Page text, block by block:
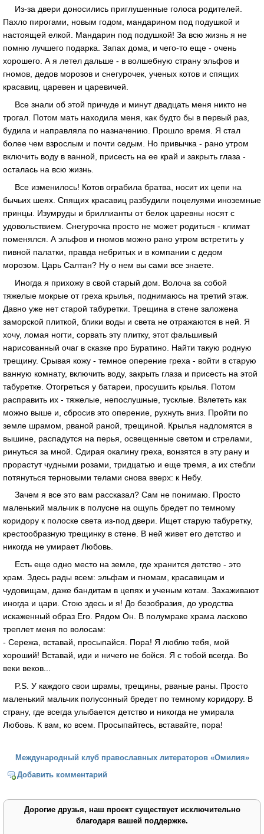
Из-за двери доносились приглушенные голоса родителей.
Пахло пирогами, новым годом, мандарином под подушкой и
настоящей елкой. Мандарин под подушкой! За всю жизнь я не
помню лучшего подарка. Запах дома, и чего-то еще - очень
хорошего. А я летел дальше - в волшебную страну эльфов и
гномов, дедов морозов и снегурочек, ученых котов и спящих
красавиц, царевен и царевичей.
Все знали об этой причуде и минут двадцать меня никто не
трогал. Потом мать находила меня, как будто бы в первый раз,
будила и направляла по назначению. Прошло время. Я стал
более чем взрослым и почти седым. Но привычка - рано утром
включить воду в ванной, присесть на ее край и закрыть глаза -
осталась на всю жизнь.
Все изменилось! Котов ограбила братва, носит их цепи на
бычьих шеях. Спящих красавиц разбудили поцелуями иноземные
принцы. Изумруды и бриллианты от белок царевны носят с
удовольствием. Снегурочка просто не может родиться - климат
поменялся. А эльфов и гномов можно рано утром встретить у
пивной палатки, правда небритых и в компании с дедом
морозом. Царь Салтан? Ну о нем вы сами все знаете.
Иногда я прихожу в свой старый дом. Волоча за собой
тяжелые мокрые от греха крылья, поднимаюсь на третий этаж.
Давно уже нет старой табуретки. Трещина в стене заложена
заморской плиткой, блики воды и света не отражаются в ней. Я
хочу, ломая ногти, сорвать эту плитку, этот фальшивый
нарисованный очаг в сказке про Буратино. Найти такую родную
трещину. Срывая кожу - темное оперение греха - войти в старую
ванную комнату, включить воду, закрыть глаза и присесть на этой
табуретке. Отогреться у батареи, просушить крылья. Потом
расправить их - тяжелые, непослушные, тусклые. Взлететь как
можно выше и, сбросив это оперение, рухнуть вниз. Пройти по
земле шрамом, рваной раной, трещиной. Крылья надломятся в
вышине, распадутся на перья, освещенные светом и стрелами,
ринуться за мной. Сдирая окалину греха, вонзятся в эту рану и
прорастут чудными розами, тридцатью и еще тремя, а их стебли
потянуться терновыми телами снова вверх: к Небу.
Зачем я все это вам рассказал? Сам не понимаю. Просто
маленький мальчик в полусне на ощупь бредет по темному
коридору к полоске света из-под двери. Ищет старую табуретку,
крестообразную трещинку в стене. В ней живет его детство и
никогда не умирает Любовь.
Есть еще одно место на земле, где хранится детство - это
храм. Здесь рады всем: эльфам и гномам, красавицам и
чудовищам, даже бандитам в цепях и ученым котам. Захаживают
иногда и цари. Стою здесь и я! До безобразия, до уродства
искаженный образ Его. Рядом Он. В полумраке храма ласково
треплет меня по волосам:
- Сережа, вставай, просыпайся. Пора! Я люблю тебя, мой
хороший! Вставай, иди и ничего не бойся. Я с тобой всегда. Во
веки веков...
P.S. У каждого свои шрамы, трещины, рваные раны. Просто
маленький мальчик полусонный бредет по темному коридору. В
страну, где всегда улыбается детство и никогда не умирала
Любовь. К вам, ко всем. Просыпайтесь, вставайте, пора!
Международный клуб православных литераторов «Омилия»
Добавить комментарий
Дорогие друзья, наш проект существует исключительно
благодаря вашей поддержке.